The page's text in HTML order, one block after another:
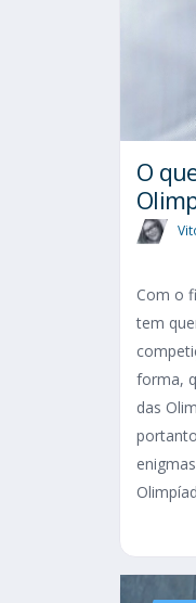
O
Com o
tem
forma,
das